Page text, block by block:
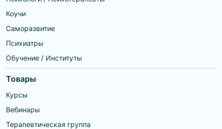
Коучи
Саморазвитие
Психиатры
Обучение / Институты
Товары
Курсы
Вебинары
Терапевтическая группа